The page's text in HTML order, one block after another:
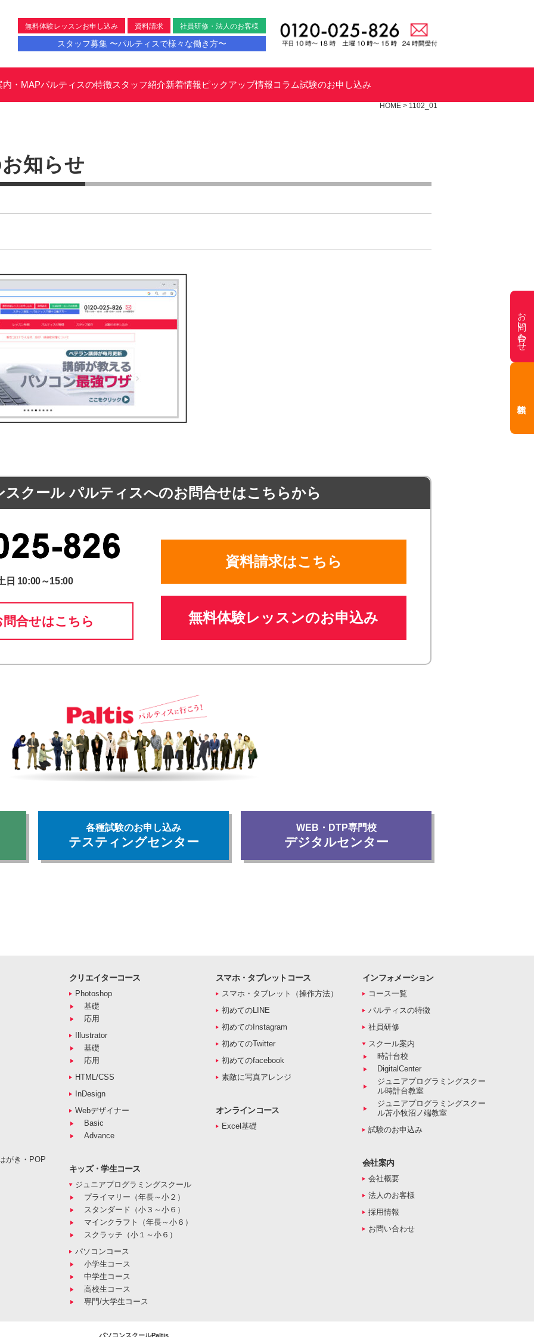
無料体験レッスンお申し込み 資料請求 社員研修・法人のお客様
スタッフ募集 〜パルティスで様々な働き方〜
内・MAPパルティスの特徴スタッフ紹介新着情報ピックアップ情報コラム試験のお申し込み
HOME > 1102_01
知らせ
スクール パルティスへのお問合せはこちらから
日 10:00～15:00
合せはこちら
資料請求はこちら
無料体験レッスンのお申込み
各種試験のお申し込み
テスティングセンター
WEB・DTP専門校
デジタルセンター
がき・POP
クリエイターコース
Photoshop
基礎
応用
Illustrator
基礎
応用
HTML/CSS
InDesign
Webデザイナー
Basic
Advance
キッズ・学生コース
ジュニアプログラミングスクール
プライマリー（年長～小２）
スタンダード（小３～小６）
マインクラフト（年長～小６）
スクラッチ（小１～小６）
パソコンコース
小学生コース
中学生コース
高校生コース
専門/大学生コース
スマホ・タブレットコース
スマホ・タブレット（操作方法）
初めてのLINE
初めてのInstagram
初めてのTwitter
初めてのfacebook
素敵に写真アレンジ
オンラインコース
Excel基礎
インフォメーション
コース一覧
パルティスの特徴
社員研修
スクール案内
時計台校
DigitalCenter
ジュニアプログラミングスクー
ル時計台教室
ジュニアプログラミングスクー
ル苫小牧沼ノ端教室
試験のお申込み
会社案内
会社概要
法人のお客様
採用情報
お問い合わせ
パソコンスクールPaltis
お問い合わせ